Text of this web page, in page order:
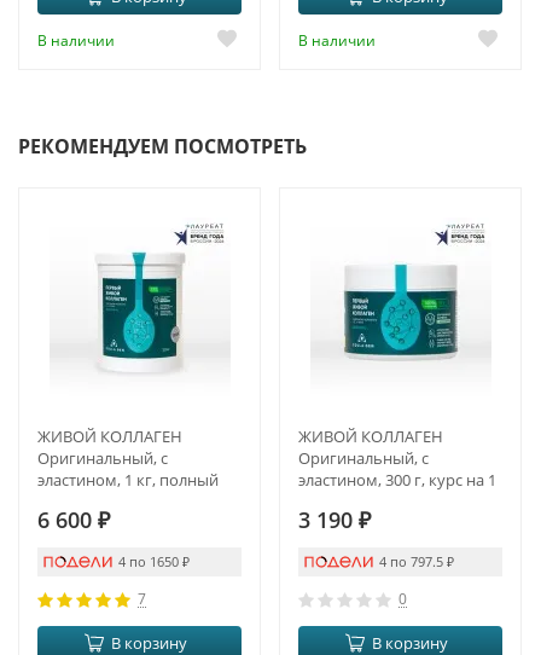
В наличии В наличии
РЕКОМЕНДУЕМ ПОСМОТРЕТЬ
ЖИВОЙ КОЛЛАГЕН
Оригинальный, с
эластином, 1 кг, полный
6 600 ₽
4 по 1650 ₽
7
В корзину
ЖИВОЙ КОЛЛАГЕН
Оригинальный, с
эластином, 300 г, курс на 1
3 190 ₽
4 по 797.5 ₽
0
В корзину